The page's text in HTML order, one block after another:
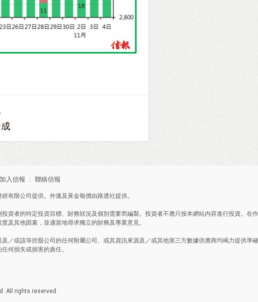
加入信報 聯絡信報
有限公司提供。外滙及黃金報價由路透社提供。
資者的特定投資目標、財務狀況及個別需要而編製。投資者不應只按本網站內容進行投資。在
及其他因素，並適當地尋求獨立的財務及專業意見。
／或該等控股公司的任何附屬公司、或其資訊來源及／或其他第三方數據供應商均竭力提供準
何損失或損害的責任。
All rights reserved.